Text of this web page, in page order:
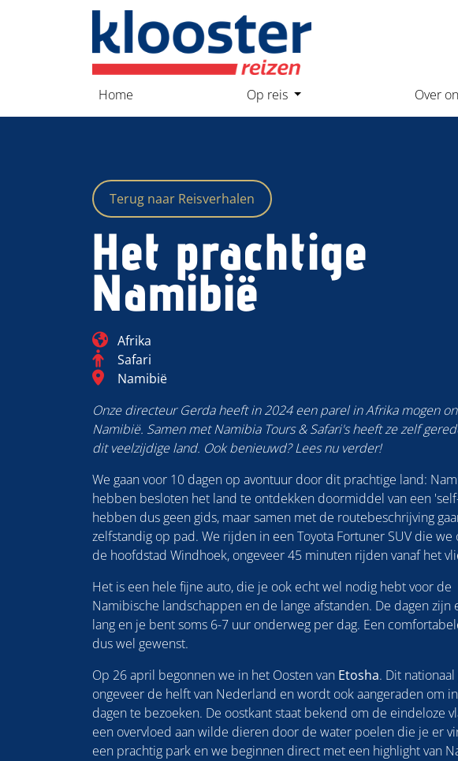
Home Op reis Over
Terug naar Reisverhalen
Het prachtige
Namibië
Blog_field_Bestemming
Namibië
Categorie
Safari
Blog_field_Continent
Afrika
Onze directeur Gerda heeft in 2024 een parel in Afrika mogen
Namibië. Samen met Namibia Tours & Safari's heeft ze zelf
dit veelzijdige land. Ook benieuwd? Lees nu verder!
We gaan voor 10 dagen op avontuur door dit prachtige land:
hebben besloten het land te ontdekken doormiddel van een
hebben dus geen gids, maar samen met de routebeschrijving
zelfstandig op pad. We rijden in een Toyota Fortuner SUV die we
de hoofdstad Windhoek, ongeveer 45 minuten rijden vanaf het
Het is een hele fijne auto, die je ook echt wel nodig hebt voor de
Namibische landschappen en de lange afstanden. De dagen zijn
lang en je bent soms 6-7 uur onderweg per dag. Een
dus wel gewenst.
Op 26 april begonnen we in het Oosten van Etosha. Dit
ongeveer de helft van Nederland en wordt ook aangeraden om
dagen te bezoeken. De oostkant staat bekend om de eindeloze
een overvloed aan wilde dieren door de water poelen die je er
een prachtig park en we beginnen direct met een highlight van